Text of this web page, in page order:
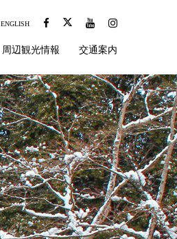
ENGLISH
周辺観光情報 交通案内